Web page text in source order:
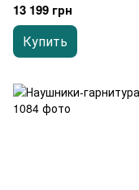
13 199 грн
Купить